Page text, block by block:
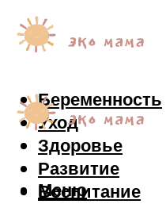
Беременность
Уход
Здоровье
Развитие
Воспитание
Меню